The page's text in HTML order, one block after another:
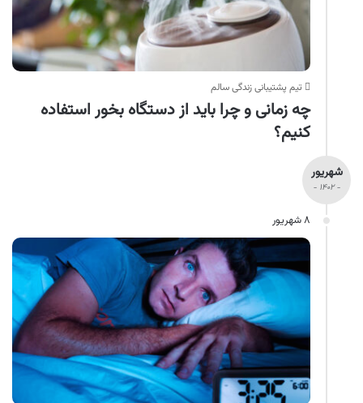
تیم پشتیبانی زندگی سالم
چه زمانی و چرا باید از دستگاه بخور استفاده
کنیم؟
شهریور
- ۱۴۰۲ -
۸ شهریور